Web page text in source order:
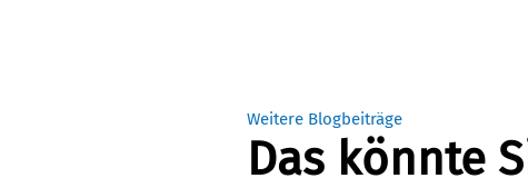
Weitere Blogbeiträge
Das könnte